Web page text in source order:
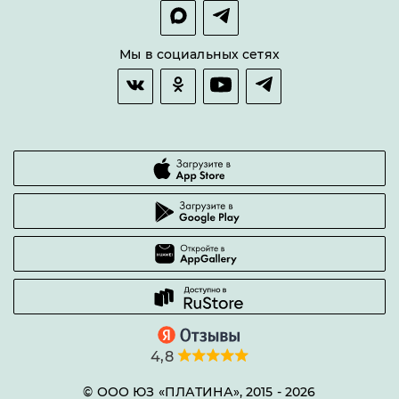
Гарантии качества
Часто задаваемые вопросы
Мы в социальных сетях
4,8
© ООО ЮЗ «ПЛАТИНА», 2015 - 2026